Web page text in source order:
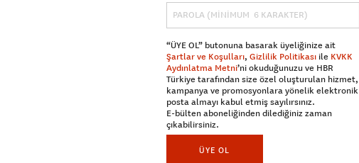
“ÜYE OL” butonuna basarak üyeliğinize ait
Şartlar ve Koşulları, Gizlilik Politikası ile KVKK
Aydınlatma Metni’ni okuduğunuzu ve HBR
Türkiye tarafından size özel oluşturulan hizmet,
kampanya ve promosyonlara yönelik elektronik
posta almayı kabul etmiş sayılırsınız.
E-bülten aboneliğinden dilediğiniz zaman
çıkabilirsiniz.
ÜYE OL